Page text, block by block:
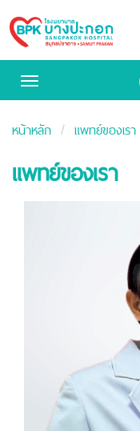
Bangpakok
Hospital
Toggle
หน้าหลัก แพทย์ของเรา
แพทย์ของเรา